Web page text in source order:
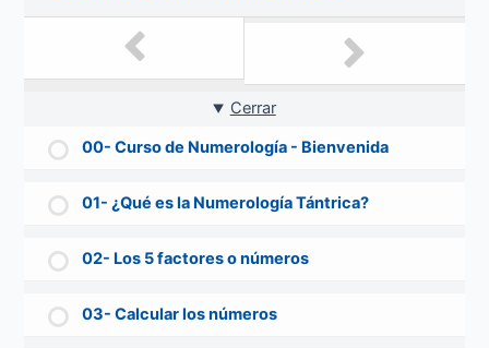
Cerrar
00- Curso de Numerología - Bienvenida
01- ¿Qué es la Numerología Tántrica?
02- Los 5 factores o números
03- Calcular los números